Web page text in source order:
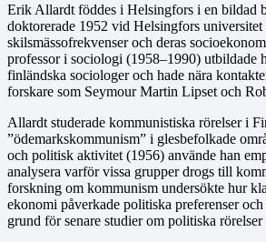
Erik Allardt föddes i Helsingfors i en bildad
doktorerade 1952 vid Helsingfors
skilsmässofrekvenser och deras
professor i sociologi (1958–1990) utbildade
finländska sociologer och hade nära
forskare som Seymour Martin Lipset och
Allardt studerade kommunistiska rörelser i
”ödemarkskommunism” i glesbefolkade
och politisk aktivitet (1956) använde han
analysera varför vissa grupper drogs till
forskning om kommunism undersökte hur
ekonomi påverkade politiska preferenser
grund för senare studier om politiska